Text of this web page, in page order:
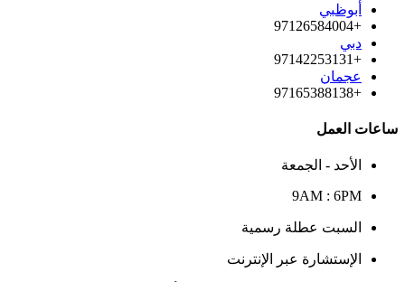
أبوظبي
+97126584004
دبي
+97142253131
عجمان
+97165388138
ساعات العمل
الأحد - الجمعة
9AM : 6PM
السبت عطلة رسمية
الإستشارة عبر الإنترنت